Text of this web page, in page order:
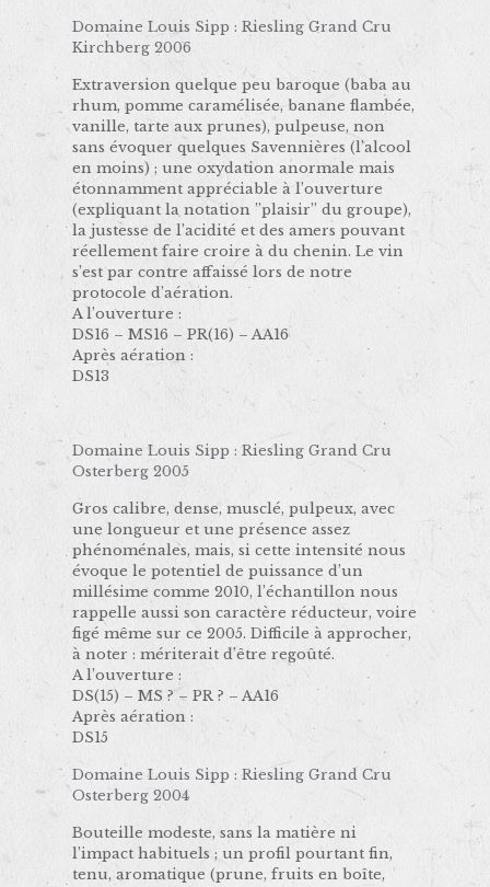
Domaine Louis Sipp : Riesling Grand Cru
Kirchberg 2006
Extraversion quelque peu baroque (baba au
rhum, pomme caramélisée, banane flambée,
vanille, tarte aux prunes), pulpeuse, non
sans évoquer quelques Savennières (l’alcool
en moins) ; une oxydation anormale mais
étonnamment appréciable à l’ouverture
(expliquant la notation ’’plaisir’’ du groupe),
la justesse de l’acidité et des amers pouvant
réellement faire croire à du chenin. Le vin
s’est par contre affaissé lors de notre
protocole d’aération.
A l’ouverture :
DS16 – MS16 – PR(16) – AA16
Après aération :
DS13
Domaine Louis Sipp : Riesling Grand Cru
Osterberg 2005
Gros calibre, dense, musclé, pulpeux, avec
une longueur et une présence assez
phénoménales, mais, si cette intensité nous
évoque le potentiel de puissance d’un
millésime comme 2010, l’échantillon nous
rappelle aussi son caractère réducteur, voire
figé même sur ce 2005. Difficile à approcher,
à noter : mériterait d’être regoûté.
A l’ouverture :
DS(15) – MS ? – PR ? – AA16
Après aération :
DS15
Domaine Louis Sipp : Riesling Grand Cru
Osterberg 2004
Bouteille modeste, sans la matière ni
l’impact habituels ; un profil pourtant fin,
tenu, aromatique (prune, fruits en boîte,